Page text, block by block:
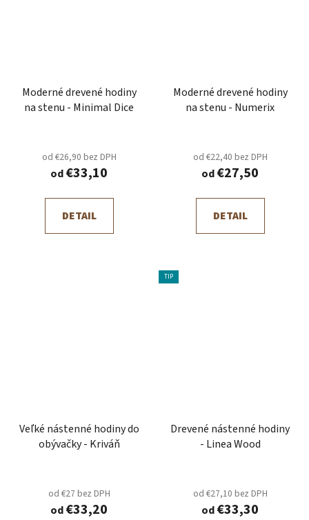
Moderné drevené hodiny
na stenu - Minimal Dice
od €26,90 bez DPH
od€33,10
DETAIL
Moderné drevené hodiny
na stenu - Numerix
od €22,40 bez DPH
od€27,50
DETAIL
Veľké nástenné hodiny do
obývačky - Kriváň
od €27 bez DPH
od€33,20
TIP
Drevené nástenné hodiny
- Linea Wood
od €27,10 bez DPH
od€33,30